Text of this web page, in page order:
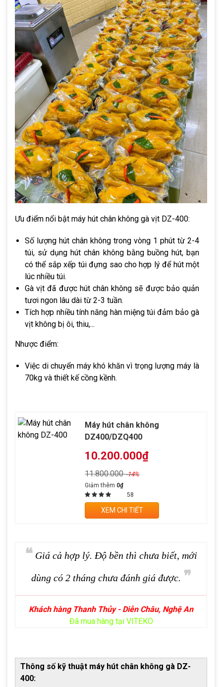
Ưu điểm nổi bật máy hút chân không gà vịt DZ-400:
Số lượng hút chân không trong vòng 1 phút từ 2-4
túi, sử dụng hút chân không bằng buồng hút, bạn
có thể sắp xếp túi đựng sao cho hợp lý để hút một
lúc nhiều túi.
Gà vịt đã được hút chân không sẽ được bảo quản
tươi ngon lâu dài từ 2-3 tuần.
Tích hợp nhiều tính năng hàn miệng túi đảm bảo gà
vịt không bị ôi, thiu,...
Nhược điểm:
Việc di chuyển máy khó khăn vì trọng lượng máy là
70kg và thiết kế cồng kềnh.
Máy hút chân không
DZ400/DZQ400
10.200.000₫
11.800.000-14%
Giảm thêm 0₫
58
XEM CHI TIẾT
❝ Giá cả hợp lý. Độ bền thì chưa biết, mới
dùng có 2 tháng chưa đánh giá được. ❞
Khách hàng Thanh Thủy - Diễn Châu, Nghệ An
Đã mua hàng tại VITEKO
Thông số kỹ thuật máy hút chân không gà DZ-
400: